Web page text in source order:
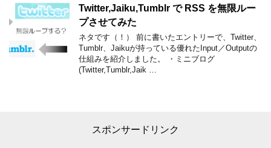
Twitter,Jaiku,Tumblr で RSS を無限ルー
プさせてみた
ネタです（！） 前に書いたエントリーで、Twitter、
Tumblr、Jaikuが持っている優れたInput／Outputの
仕組みを紹介しました。 ・ミニブログ
(Twitter,Tumblr,Jaik …
スポンサードリンク